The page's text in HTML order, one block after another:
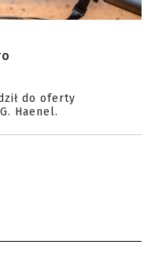
do oferty
Haenel.